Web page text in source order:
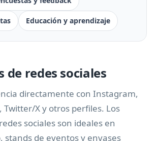
Educación y aprendizaje
de redes sociales
directamente con Instagram,
Twitter/X y otros perfiles. Los
sociales son ideales en
stands de eventos y envases